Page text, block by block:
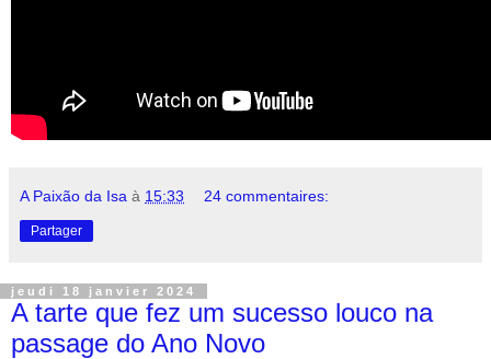
A Paixão da Isa à 15:33 24 commentaires:
Partager
jeudi 18 janvier 2024
A tarte que fez um sucesso louco na
passage do Ano Novo